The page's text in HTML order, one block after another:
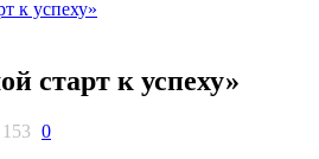
старт к успеху»
153 0